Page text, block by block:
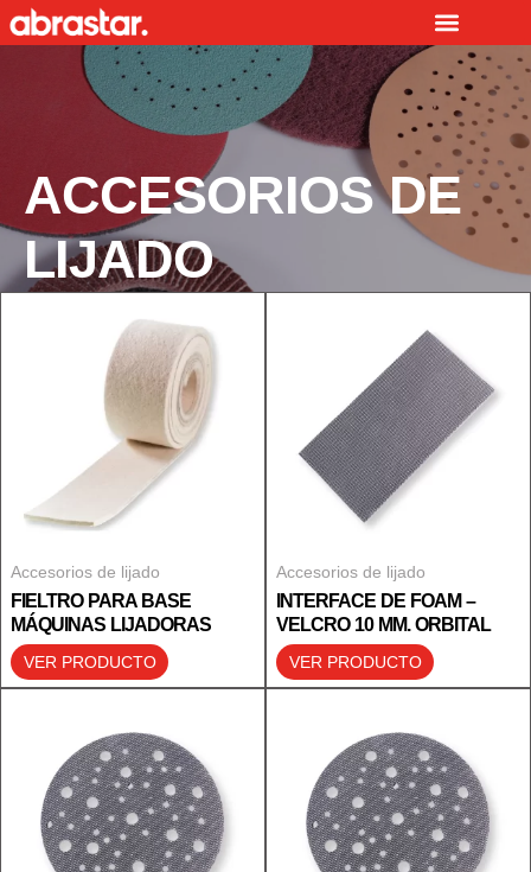
al
ACCESORIOS DE
LIJADO
Accesorios de lijado
FIELTRO PARA BASE
MÁQUINAS LIJADORAS
VER PRODUCTO
Accesorios de lijado
INTERFACE DE FOAM –
VELCRO 10 MM. ORBITAL
VER PRODUCTO